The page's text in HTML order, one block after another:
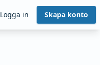
Logga in Skapa konto